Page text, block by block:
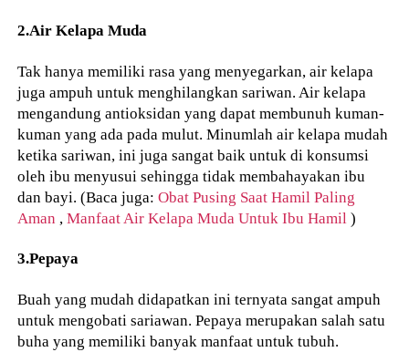
2.Air Kelapa Muda
Tak hanya memiliki rasa yang menyegarkan, air kelapa
juga ampuh untuk menghilangkan sariwan. Air kelapa
mengandung antioksidan yang dapat membunuh kuman-
kuman yang ada pada mulut. Minumlah air kelapa mudah
ketika sariwan, ini juga sangat baik untuk di konsumsi
oleh ibu menyusui sehingga tidak membahayakan ibu
dan bayi. (Baca juga:Obat Pusing Saat Hamil Paling
Aman ,Manfaat Air Kelapa Muda Untuk Ibu Hamil)
3.Pepaya
Buah yang mudah didapatkan ini ternyata sangat ampuh
untuk mengobati sariawan. Pepaya merupakan salah satu
buha yang memiliki banyak manfaat untuk tubuh.